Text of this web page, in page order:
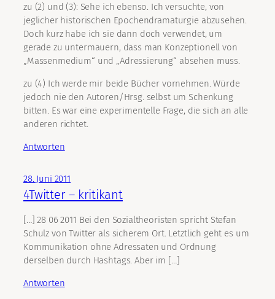
zu (2) und (3): Sehe ich ebenso. Ich versuchte, von
jeglicher historischen Epochendramaturgie abzusehen.
Doch kurz habe ich sie dann doch verwendet, um
gerade zu untermauern, dass man Konzeptionell von
„Massenmedium“ und „Adressierung“ absehen muss.
zu (4) Ich werde mir beide Bücher vornehmen. Würde
jedoch nie den Autoren/Hrsg. selbst um Schenkung
bitten. Es war eine experimentelle Frage, die sich an alle
anderen richtet.
Antworten
28. Juni 2011
4Twitter – kritikant
[…] 28 06 2011 Bei den Sozialtheoristen spricht Stefan
Schulz von Twitter als sicherem Ort. Letztlich geht es um
Kommunikation ohne Adressaten und Ordnung
derselben durch Hashtags. Aber im […]
Antworten